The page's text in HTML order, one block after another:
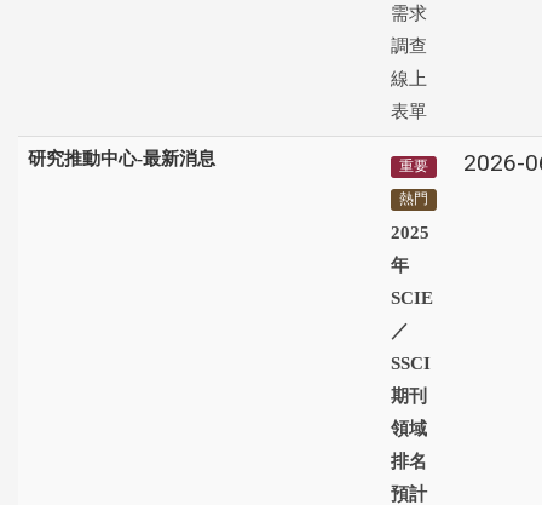
需求
調查
線上
表單
研究推動中心-最新消息
重要
熱門
2025
年
SCIE
／
SSCI
期刊
領域
排名
預計
2026-